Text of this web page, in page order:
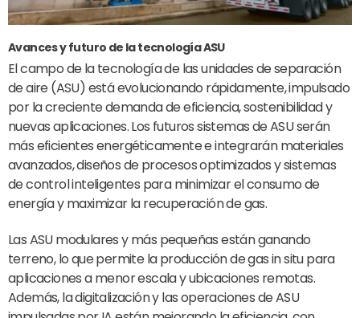
Avances y futuro de la tecnología ASU
El campo de la tecnología de las unidades de separación
de aire (ASU) está evolucionando rápidamente, impulsado
por la creciente demanda de eficiencia, sostenibilidad y
nuevas aplicaciones. Los futuros sistemas de ASU serán
más eficientes energéticamente e integrarán materiales
avanzados, diseños de procesos optimizados y sistemas
de control inteligentes para minimizar el consumo de
energía y maximizar la recuperación de gas.
Las ASU modulares y más pequeñas están ganando
terreno, lo que permite la producción de gas in situ para
aplicaciones a menor escala y ubicaciones remotas.
Además, la digitalización y las operaciones de ASU